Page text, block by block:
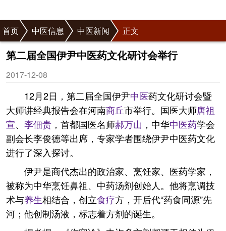
首页 中医信息 中医新闻 正文
第二届全国伊尹中医药文化研讨会举行
2017-12-08
12月2日，第二届全国伊尹中医药文化研讨会暨
大师讲经典报告会在河南商丘市举行。国医大师唐祖
宣、 李佃贵 ，首都国医名师郝万山 ，中华中医药学会
副会长李俊德等出席，专家学者围绕伊尹中医药文化
进行了深入探讨。
伊尹是商代杰出的政治家、烹饪家、医药学家，
被称为中华烹饪鼻祖、中药汤剂创始人。他将烹调技
术与养生相结合，创立食疗方，开后代“药食同源”先
河；他创制汤液，标志着方剂的诞生。